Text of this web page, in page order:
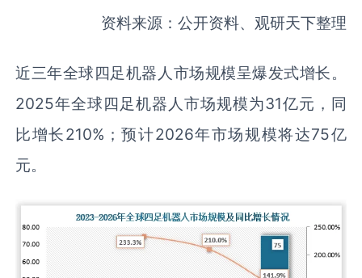
资料来源：公开资料、观研天下整理
近三年全球四足机器人市场规模呈爆发式增长。
2025年全球四足机器人市场规模为31亿元，同
比增长210%；预计2026年市场规模将达75亿
元。